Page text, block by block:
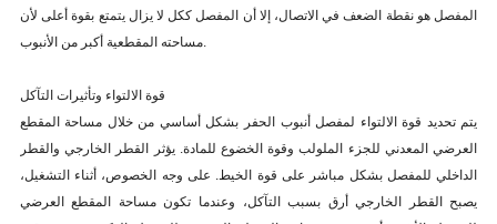
المفصل هو نقطة الضعف في الاتصال، إلا أن المفصل ككل لا يزال يتمتع بقوة أعلى لأن
مساحته المقطعية أكبر من الأنبوب.
قوة الالتواء وتأثيرات التآكل
يتم تحديد قوة الالتواء لمفصل أنبوب الحفر بشكل أساسي من خلال مساحة المقطع
العرضي المعدني للجزء الملولب وقوة الخضوع للمادة. يؤثر القطر الخارجي والقطر
الداخلي للمفصل بشكل مباشر على قوة الخيط. على وجه الخصوص، أثناء التشغيل،
يصبح القطر الخارجي أرق بسبب التآكل، وعندما تكون مساحة المقطع العرضي